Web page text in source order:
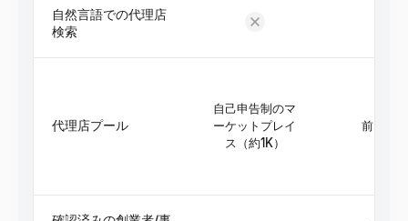
自然言語での代理店
検索
代理店プール
自己申告制のマ
ーケットプレイ
ス（約1K）
前回の